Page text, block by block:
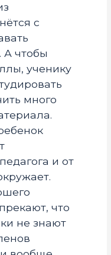
с
А чтобы
ученику
много
и от
что
не знают